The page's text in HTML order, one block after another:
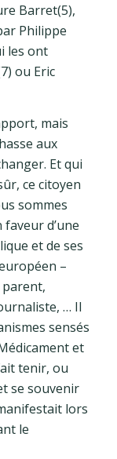
Barret(5),
Philippe
les ont
ou Eric
mais
aux
Et qui
ce citoyen
sommes
d’une
et de ses
–
parent,
… Il
sensés
et
tenir, ou
se souvenir
lors
le